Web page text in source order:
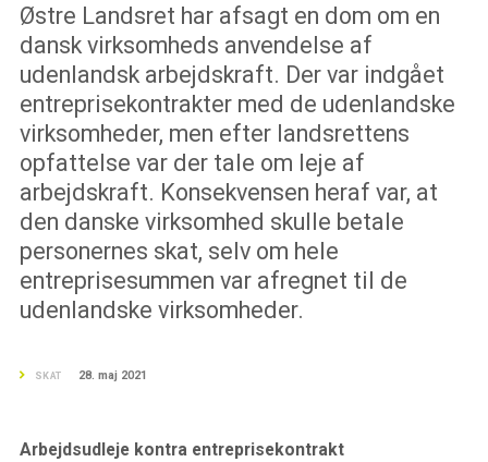
Østre Landsret har afsagt en dom om en
dansk virksomheds anvendelse af
udenlandsk arbejdskraft. Der var indgået
entreprisekontrakter med de udenlandske
virksomheder, men efter landsrettens
opfattelse var der tale om leje af
arbejdskraft. Konsekvensen heraf var, at
den danske virksomhed skulle betale
personernes skat, selv om hele
entreprisesummen var afregnet til de
udenlandske virksomheder.
SKAT 28. maj 2021
Arbejdsudleje kontra entreprisekontrakt